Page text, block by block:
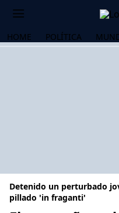
HOME POLÍTICA
Detenido un perturbado
pillado 'in fraganti'